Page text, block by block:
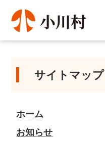
サイトマップ
ホーム
お知らせ